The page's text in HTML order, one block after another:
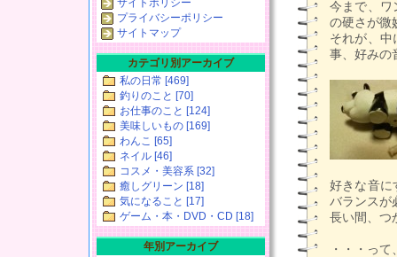
今まで、ワ
の硬さが微
それが、中
事、好みの
好きな音に
バランスが
長い間、つ
・・・っ
サイトポリシー
プライバシーポリシー
サイトマップ
カテゴリ別アーカイブ
私の日常 [469]
釣りのこと [70]
お仕事のこと [124]
美味しいもの [169]
わんこ [65]
ネイル [46]
コスメ・美容系 [32]
癒しグリーン [18]
気になること [17]
ゲーム・本・DVD・CD [18]
年別アーカイブ